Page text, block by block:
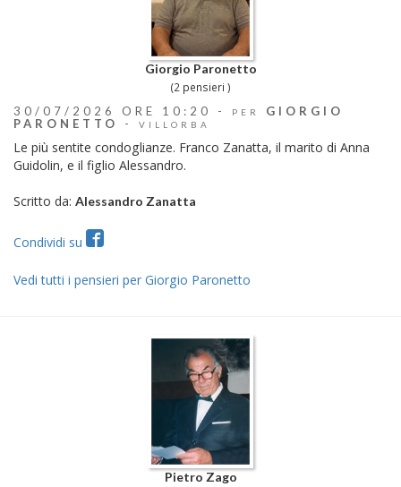
Giorgio Paronetto
(2 pensieri )
30/07/2026 ORE 10:20 - PER
GIORGIO
PARONETTO
- VILLORBA
Le più sentite condoglianze. Franco Zanatta, il marito di Anna
Guidolin, e il figlio Alessandro.
Scritto da: Alessandro Zanatta
Condividi su
Vedi tutti i pensieri per Giorgio Paronetto
Pietro Zago